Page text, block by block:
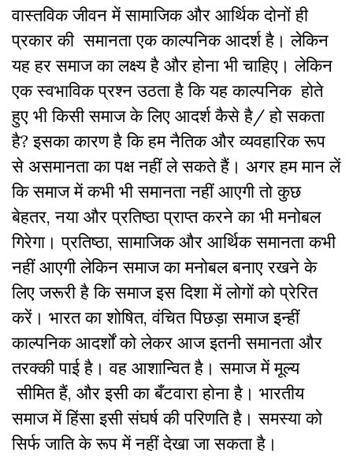
वास्तविक जीवन में सामाजिक और आर्थिक दोनों ही
प्रकार की समानता एक काल्पनिक आदर्श है। लेकिन
यह हर समाज का लक्ष्य है और होना भी चाहिए। लेकिन
एक स्वभाविक प्रश्न उठता है कि यह काल्पनिक होते
हुए भी किसी समाज के लिए आदर्श कैसे है/ हो सकता
है? इसका कारण है कि हम नैतिक और व्यवहारिक रूप
से असमानता का पक्ष नहीं ले सकते हैं। अगर हम मान लें
कि समाज में कभी भी समानता नहीं आएगी तो कुछ
बेहतर, नया और प्रतिष्ठा प्राप्त करने का भी मनोबल
गिरेगा। प्रतिष्ठा, सामाजिक और आर्थिक समानता कभी
नहीं आएगी लेकिन समाज का मनोबल बनाए रखने के
लिए जरूरी है कि समाज इस दिशा में लोगों को प्रेरित
करें। भारत का शोषित, वंचित पिछड़ा समाज इन्हीं
काल्पनिक आदर्शों को लेकर आज इतनी समानता और
तरक्की पाई है। वह आशान्वित है। समाज में मूल्य
सीमित हैं, और इसी का बँटवारा होना है। भारतीय
समाज में हिंसा इसी संघर्ष की परिणति है। समस्या को
सिर्फ जाति के रूप में नहीं देखा जा सकता है।